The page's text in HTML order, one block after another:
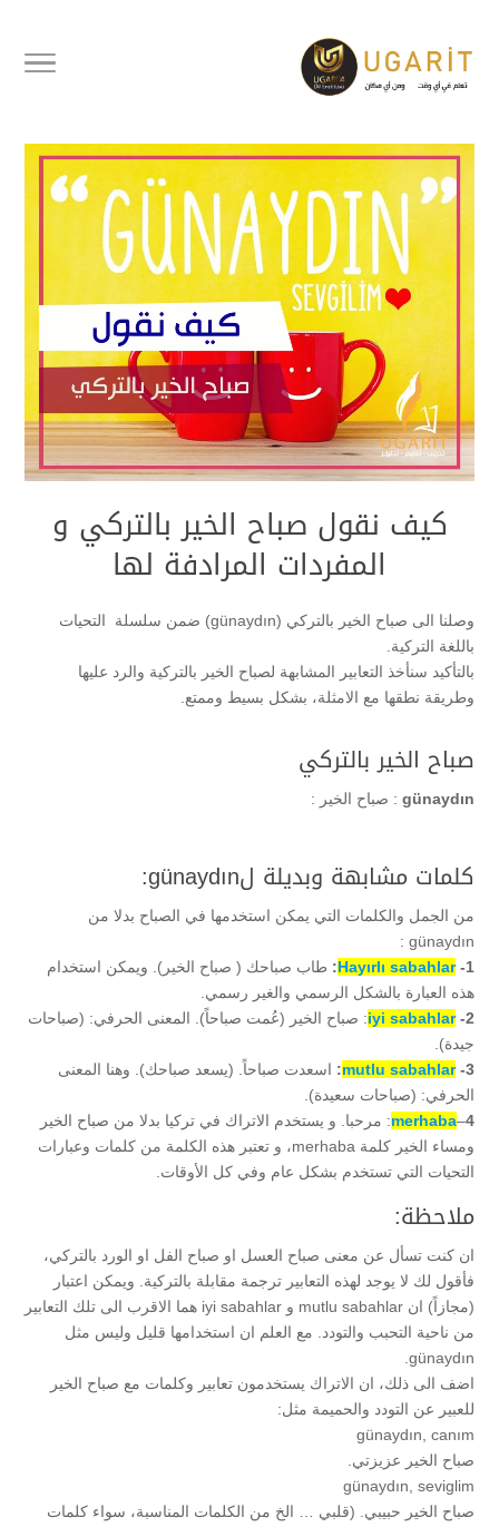
كيف نقول صباح الخير بالتركي و
المفردات المرادفة لها
كيف نقول صباح الخير بالتركي و
المفردات المرادفة لها
وصلنا الى صباح الخير بالتركي (günaydın) ضمن سلسلة التحيات
باللغة التركية.
بالتأكيد سنأخذ التعابير المشابهة لصباح الخير بالتركية والرد عليها
وطريقة نطقها مع الامثلة، بشكل بسيط وممتع.
صباح الخير بالتركي
günaydın : صباح الخير :
كلمات مشابهة وبديلة لgünaydın:
من الجمل والكلمات التي يمكن استخدمها في الصباح بدلا من
günaydın :
1-
Hayırlı sabahlar
: طاب صباحك ( صباح الخير). ويمكن استخدام
هذه العبارة بالشكل الرسمي والغير رسمي.
2-
iyi sabahlar: صباح الخير (عُمت صباحاً). المعنى الحرفي: (صباحات
جيدة).
3-
mutlu sabahlar
: اسعدت صباحاً. (يسعد صباحك). وهنا المعنى
الحرفي: (صباحات سعيدة).
4
–
merhaba: مرحبا. و يستخدم الاتراك في تركيا بدلا من صباح الخير
ومساء الخير كلمة merhaba، و تعتبر هذه الكلمة من كلمات وعبارات
التحيات التي تستخدم بشكل عام وفي كل الأوقات.
ملاحظة:
ان كنت تسأل عن معنى صباح العسل او صباح الفل او الورد بالتركي،
فأقول لك لا يوجد لهذه التعابير ترجمة مقابلة بالتركية. ويمكن اعتبار
(مجازاً) ان mutlu sabahlar و iyi sabahlar هما الاقرب الى تلك التعابير
من ناحية التحبب والتودد. مع العلم ان استخدامها قليل وليس مثل
günaydın.
اضف الى ذلك، ان الاتراك يستخدمون تعابير وكلمات مع صباح الخير
للعبير عن التودد والحميمة مثل:
günaydın, canım
صباح الخير عزيزتي.
günaydın, seviglim
صباح الخير حبيبي. (قلبي … الخ من الكلمات المناسبة، سواء كلمات